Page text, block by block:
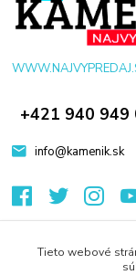
+421 940 949
info@kamenik.sk
Tieto webové